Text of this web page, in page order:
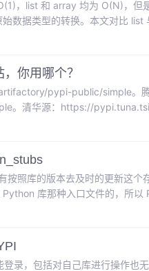
，list 和 array 均为 O(N)，但
数据类型的转换。本文对比 list
。，除非是数据量特别大，内
你用哪个？
pypi-public/simple。腾
。清华源：https://
源：https://
按照库的版本去及时的更新这个
库那种入口文件的，所以
库又实用 pycharm 的人可能会
录，包括对自己库进行操作也